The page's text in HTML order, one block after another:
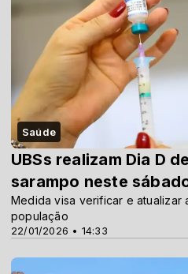
Saúde
22/01/2026 • 14:33
UBSs realizam Dia D
sarampo neste
Medida visa verificar e atualizar
população